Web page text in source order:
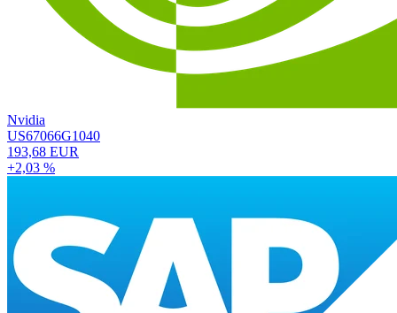
Nvidia
US67066G1040
193,68 EUR
+2,03 %